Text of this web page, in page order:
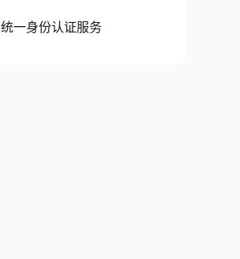
统一身份认证服务